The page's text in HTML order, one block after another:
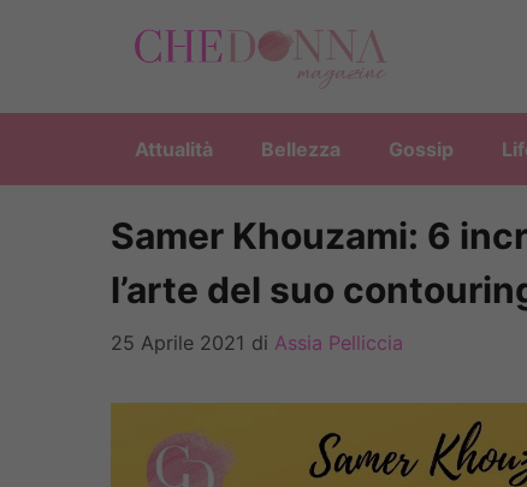
Attualità Bellezza Gossip
Samer Khouzami: 6
l’arte del suo
25 Aprile 2021 di Assia Pelliccia